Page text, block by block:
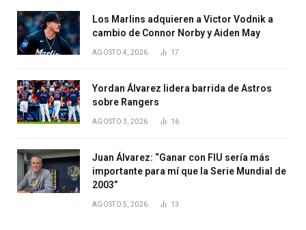
Los Marlins adquieren a Victor Vodnik a
cambio de Connor Norby y Aiden May
AGOSTO 4, 2026 17
Yordan Álvarez lidera barrida de Astros
sobre Rangers
AGOSTO 3, 2026 16
Juan Álvarez: “Ganar con FIU sería más
importante para mí que la Serie Mundial de
2003”
AGOSTO 5, 2026 13